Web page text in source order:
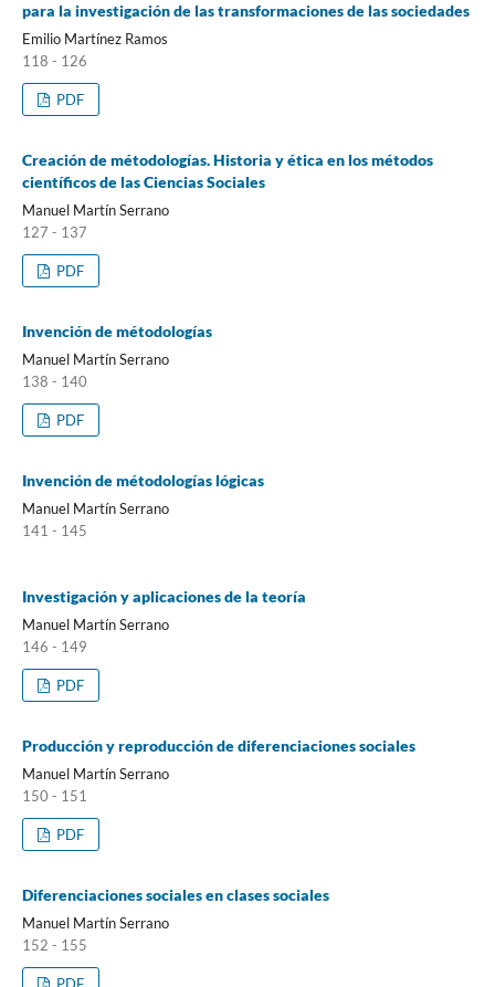
para la investigación de las transformaciones de las sociedades
Emilio Martínez Ramos
118 - 126
PDF
Creación de métodologías. Historia y ética en los métodos
científicos de las Ciencias Sociales
Manuel Martín Serrano
127 - 137
PDF
Invención de métodologías
Manuel Martín Serrano
138 - 140
PDF
Invención de métodologías lógicas
Manuel Martín Serrano
141 - 145
Investigación y aplicaciones de la teoría
Manuel Martín Serrano
146 - 149
PDF
Producción y reproducción de diferenciaciones sociales
Manuel Martín Serrano
150 - 151
PDF
Diferenciaciones sociales en clases sociales
Manuel Martín Serrano
152 - 155